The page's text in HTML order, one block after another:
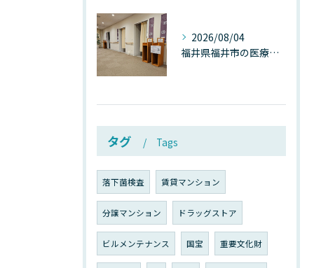
2026/08/04
福井県福井市の医療施設で広がる“見えないカビ汚染”──なぜ除カビが必須なのか、その本質を徹底解説
タグ Tags
落下菌検査 賃貸マンション
分譲マンション ドラッグストア
ビルメンテナンス 国宝 重要文化財